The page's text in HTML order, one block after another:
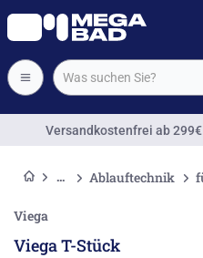
Versandkostenfrei ab
Ablauftechnik
Viega
Viega T-Stück